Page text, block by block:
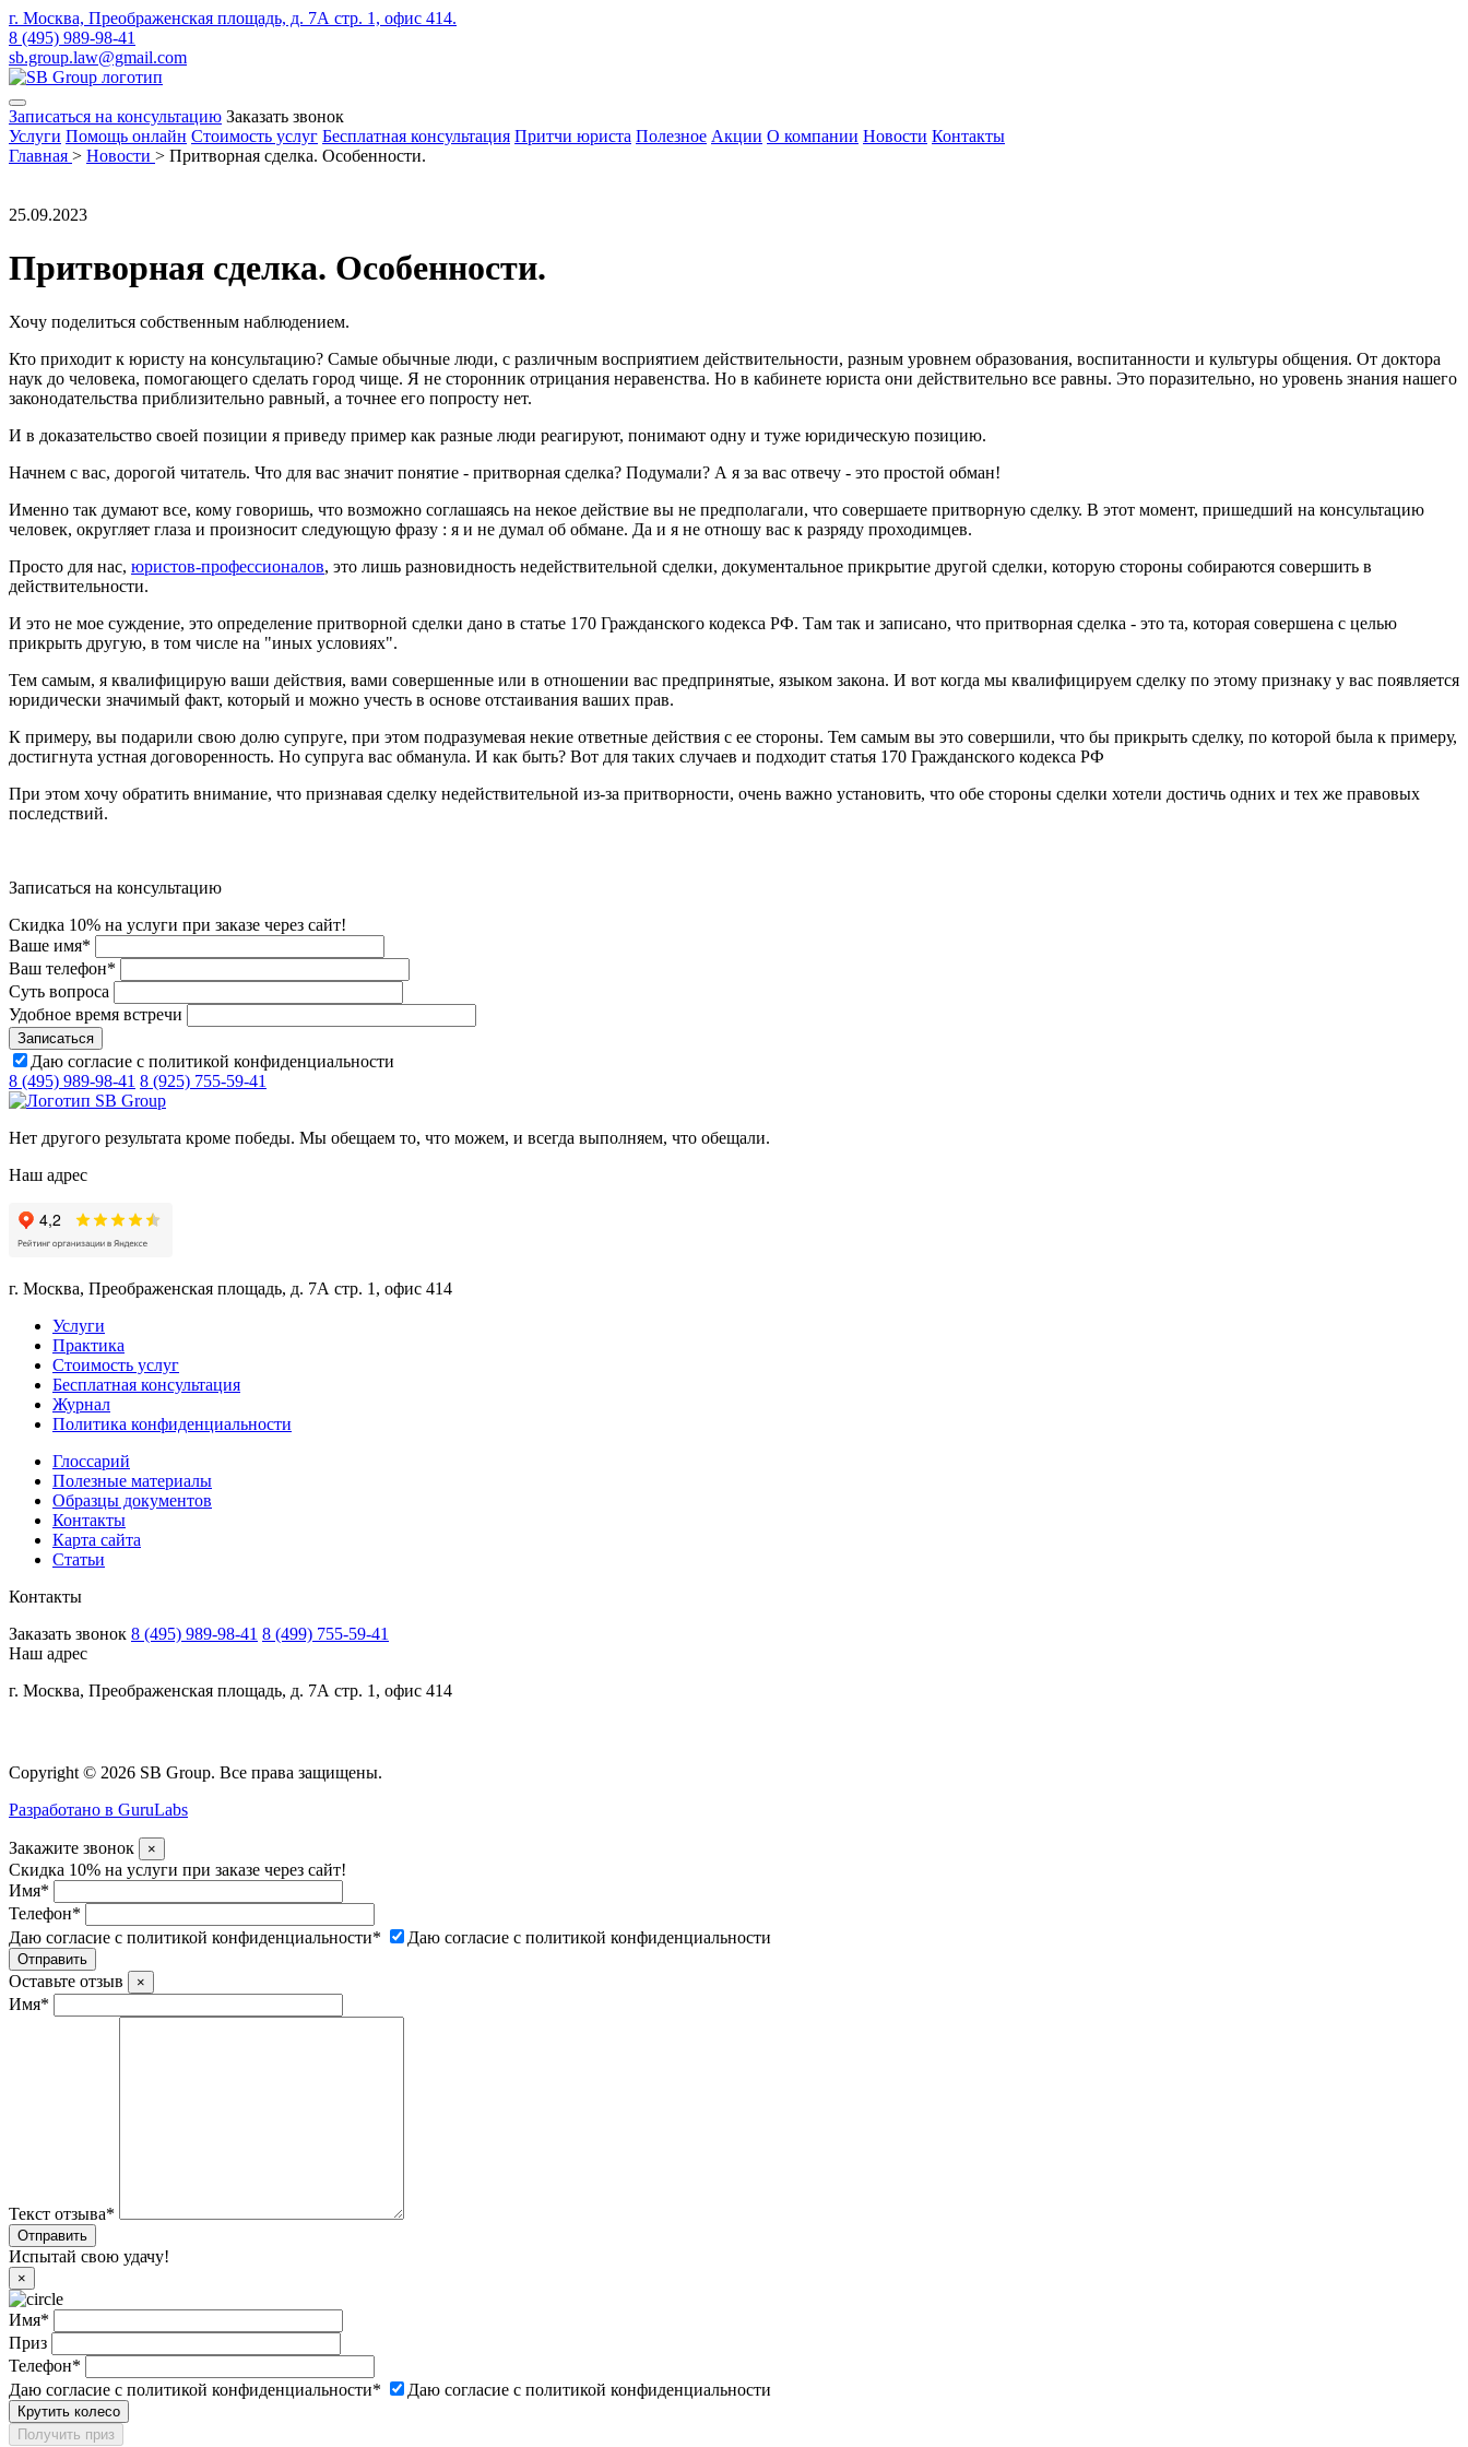
г. Москва, Преображенская площадь, д. 7А стр. 1, офис 414.
8 (495) 989-98-41
sb.group.law@gmail.com
Записаться на консультацию Заказать звонок
Услуги Помощь онлайн Стоимость услуг Бесплатная консультация Притчи юриста Полезное Акции О компании Новости Контакты
Главная > Новости > Притворная сделка. Особенности.
25.09.2023
Притворная сделка. Особенности.
Хочу поделиться собственным наблюдением.
Кто приходит к юристу на консультацию? Самые обычные люди, с различным восприятием действительности, разным уровнем образования, воспитанности и культуры общения. От доктора
наук до человека, помогающего сделать город чище. Я не сторонник отрицания неравенства. Но в кабинете юриста они действительно все равны. Это поразительно, но уровень знания нашего
законодательства приблизительно равный, а точнее его попросту нет.
И в доказательство своей позиции я приведу пример как разные люди реагируют, понимают одну и туже юридическую позицию.
Начнем с вас, дорогой читатель. Что для вас значит понятие - притворная сделка? Подумали? А я за вас отвечу - это простой обман!
Именно так думают все, кому говоришь, что возможно соглашаясь на некое действие вы не предполагали, что совершаете притворную сделку. В этот момент, пришедший на консультацию
человек, округляет глаза и произносит следующую фразу : я и не думал об обмане. Да и я не отношу вас к разряду проходимцев.
Просто для нас, юристов-профессионалов, это лишь разновидность недействительной сделки, документальное прикрытие другой сделки, которую стороны собираются совершить в
действительности.
И это не мое суждение, это определение притворной сделки дано в статье 170 Гражданского кодекса РФ. Там так и записано, что притворная сделка - это та, которая совершена с целью
прикрыть другую, в том числе на "иных условиях".
Тем самым, я квалифицирую ваши действия, вами совершенные или в отношении вас предпринятые, языком закона. И вот когда мы квалифицируем сделку по этому признаку у вас появляется
юридически значимый факт, который и можно учесть в основе отстаивания ваших прав.
К примеру, вы подарили свою долю супруге, при этом подразумевая некие ответные действия с ее стороны. Тем самым вы это совершили, что бы прикрыть сделку, по которой была к примеру,
достигнута устная договоренность. Но супруга вас обманула. И как быть? Вот для таких случаев и подходит статья 170 Гражданского кодекса РФ
При этом хочу обратить внимание, что признавая сделку недействительной из-за притворности, очень важно установить, что обе стороны сделки хотели достичь одних и тех же правовых
последствий.
Записаться на консультацию
Скидка 10% на услуги при заказе через сайт!
Ваше имя*
Ваш телефон*
Суть вопроса
Удобное время встречи
Даю согласие с политикой конфиденциальности
8 (495) 989-98-41 8 (925) 755-59-41
Нет другого результата кроме победы. Мы обещаем то, что можем, и всегда выполняем, что обещали.
Наш адрес
г. Москва, Преображенская площадь, д. 7А стр. 1, офис 414
Услуги
Практика
Стоимость услуг
Бесплатная консультация
Журнал
Политика конфиденциальности
Глоссарий
Полезные материалы
Образцы документов
Контакты
Карта сайта
Статьи
Контакты
Заказать звонок 8 (495) 989-98-41 8 (499) 755-59-41
Наш адрес
г. Москва, Преображенская площадь, д. 7А стр. 1, офис 414
Copyright © 2026 SB Group. Все права защищены.
Разработано в GuruLabs
Закажите звонок ×
Скидка 10% на услуги при заказе через сайт!
Имя*
Телефон*
Даю согласие с политикой конфиденциальности* Даю согласие с политикой конфиденциальности
Оставьте отзыв ×
Имя*
Текст отзыва*
Испытай свою удачу!
×
Имя*
Приз
Телефон*
Даю согласие с политикой конфиденциальности* Даю согласие с политикой конфиденциальности